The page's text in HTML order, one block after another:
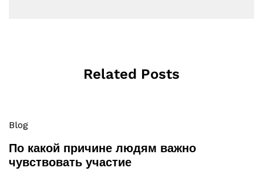
Related Posts
Blog
По какой причине людям важно
чувствовать участие